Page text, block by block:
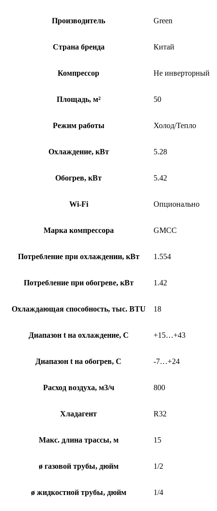
Производитель Green
Страна бренда Китай
Компрессор Не инверторный
Площадь, м² 50
Режим работы Холод/Тепло
Охлаждение, кВт 5.28
Обогрев, кВт 5.42
Wi-Fi Опционально
Марка компрессора GMCC
Потребление при охлаждении, кВт 1.554
Потребление при обогреве, кВт 1.42
Охлаждающая способность, тыс. BTU 18
Диапазон t на охлаждение, С +15…+43
Диапазон t на обогрев, С -7…+24
Расход воздуха, м3/ч 800
Хладагент R32
Макс. длина трассы, м 15
ø газовой трубы, дюйм 1/2
ø жидкостной трубы, дюйм 1/4